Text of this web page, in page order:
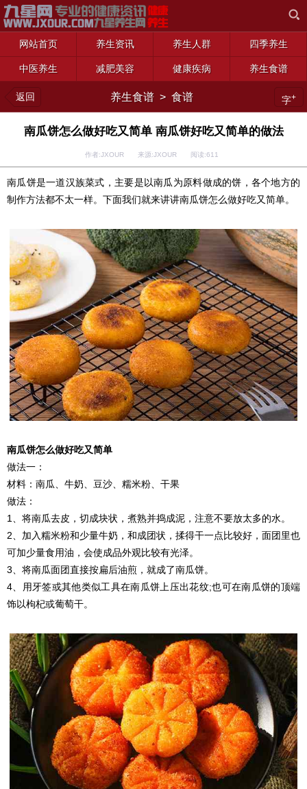
网站首页 养生资讯 养生人群 四季养生
中医养生 减肥美容 健康疾病 养生食谱
返回 养生食谱 > 食谱 字+
南瓜饼怎么做好吃又简单 南瓜饼好吃又简单的做法
作者:JXOUR 来源:JXOUR 阅读:611
南瓜饼是一道汉族菜式，主要是以南瓜为原料做成的饼，各个地方的
制作方法都不太一样。下面我们就来讲讲南瓜饼怎么做好吃又简单。
南瓜饼怎么做好吃又简单
做法一：
材料：南瓜、牛奶、豆沙、糯米粉、干果
做法：
1、将南瓜去皮，切成块状，煮熟并捣成泥，注意不要放太多的水。
2、加入糯米粉和少量牛奶，和成团状，揉得干一点比较好，面团里也
可加少量食用油，会使成品外观比较有光泽。
3、将南瓜面团直接按扁后油煎，就成了南瓜饼。
4、用牙签或其他类似工具在南瓜饼上压出花纹;也可在南瓜饼的顶端
饰以枸杞或葡萄干。